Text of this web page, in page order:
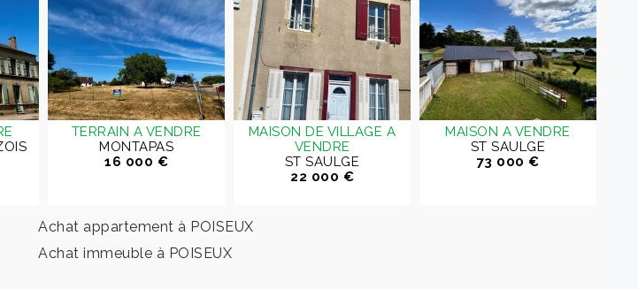
TERRAIN A VENDRE
MONTAPAS
16 000 €
MAISON DE VILLAGE A
VENDRE
ST SAULGE
22 000 €
MAISON A VENDRE
ST SAULGE
73 000 €
Achat appartement à POISEUX
Achat immeuble à POISEUX